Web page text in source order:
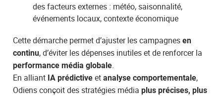
des facteurs externes : météo, saisonnalité,
événements locaux, contexte économique
Cette démarche permet d’ajuster les campagnesen
continu, d’éviter les dépenses inutiles et de renforcer la
performance média globale.
En alliant IA prédictive etanalyse comportementale,
Odiens conçoit des stratégies médiaplus précises, plus